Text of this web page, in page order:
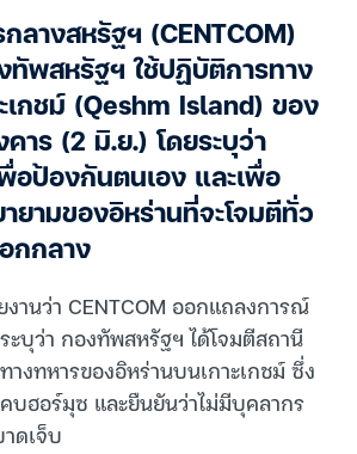
ลางสหรัฐฯ (CENTCOM)
ทัพสหรัฐฯ ใช้ปฏิบัติการทาง
ะเกชม์ (Qeshm Island) ของ
าร (2 มิ.ย.) โดยระบุว่า
พื่อป้องกันตนเอง และเพื่อ
ยามของอิหร่านที่จะโจมตีทั่ว
กกลาง
านว่า CENTCOM ออกแถลงการณ์
บุว่า กองทัพสหรัฐฯ ได้โจมตีสถานี
งทหารของอิหร่านบนเกาะเกชม์ ซึ่ง
บฮอร์มุซ และยืนยันว่าไม่มีบุคลากร
ดเจ็บ